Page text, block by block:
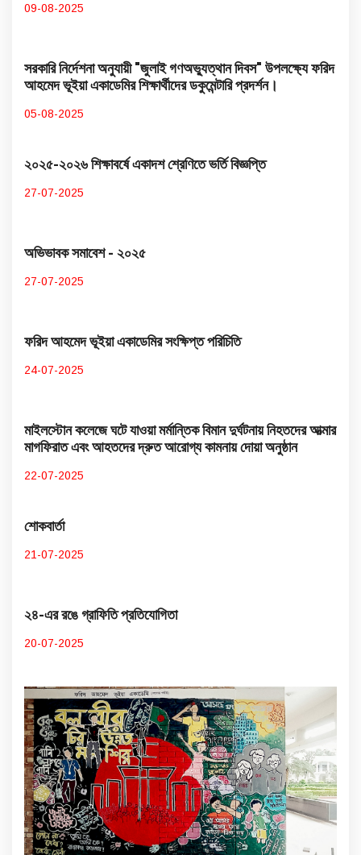
09-08-2025
সরকারি নির্দেশনা অনুযায়ী "জুলাই গণঅভ্যুত্থান দিবস" উপলক্ষ্যে ফরিদ
আহমেদ ভূইয়া একাডেমির শিক্ষার্থীদের ডকুমেন্টারি প্রদর্শন।
05-08-2025
২০২৫-২০২৬ শিক্ষাবর্ষে একাদশ শ্রেণিতে ভর্তি বিজ্ঞপ্তি
27-07-2025
অভিভাবক সমাবেশ - ২০২৫
27-07-2025
ফরিদ আহমেদ ভূইয়া একাডেমির সংক্ষিপ্ত পরিচিতি
24-07-2025
মাইলস্টোন কলেজে ঘটে যাওয়া মর্মান্তিক বিমান দুর্ঘটনায় নিহতদের আত্মার
মাগফিরাত এবং আহতদের দ্রুত আরোগ্য কামনায় দোয়া অনুষ্ঠান
22-07-2025
শোকবার্তা
21-07-2025
২৪-এর রঙে গ্রাফিতি প্রতিযোগিতা
20-07-2025